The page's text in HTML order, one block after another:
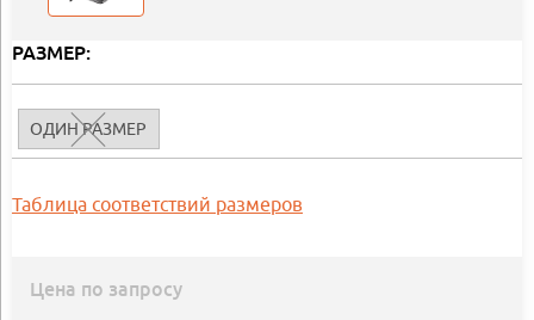
РАЗМЕР:
ОДИН РАЗМЕР
Таблица соответствий размеров
Цена по запросу